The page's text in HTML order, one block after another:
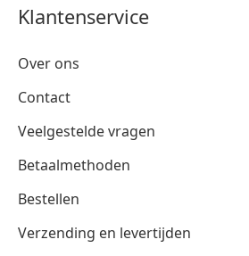
Klantenservice
Over ons
Contact
Veelgestelde vragen
Betaalmethoden
Bestellen
Verzending en levertijden